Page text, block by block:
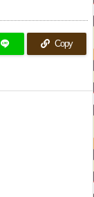
Copy